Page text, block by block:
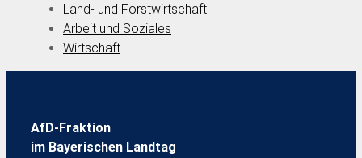
Land- und Forstwirtschaft
Arbeit und Soziales
Wirtschaft
AfD-Fraktion
im Bayerischen Landtag